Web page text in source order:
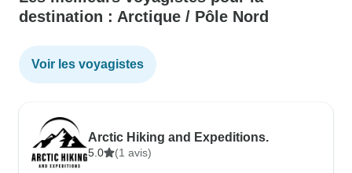
destination : Arctique / Pôle Nord
Voir les voyagistes
Arctic Hiking and Expeditions.
5.0 (1 avis)